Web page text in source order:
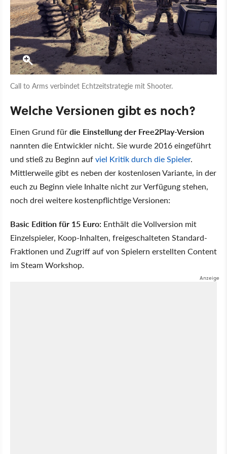
Call to Arms verbindet Echtzeitstrategie mit Shooter.
Welche Versionen gibt es noch?
Einen Grund fürdie Einstellung der Free2Play-Version
nannten die Entwickler nicht. Sie wurde 2016 eingeführt
und stieß zu Beginn aufviel Kritik durch die Spieler.
Mittlerweile gibt es neben der kostenlosen Variante, in der
euch zu Beginn viele Inhalte nicht zur Verfügung stehen,
noch drei weitere kostenpflichtige Versionen:
Basic Edition für 15 Euro: Enthält die Vollversion mit
Einzelspieler, Koop-Inhalten, freigeschalteten Standard-
Fraktionen und Zugriff auf von Spielern erstellten Content
im Steam Workshop.